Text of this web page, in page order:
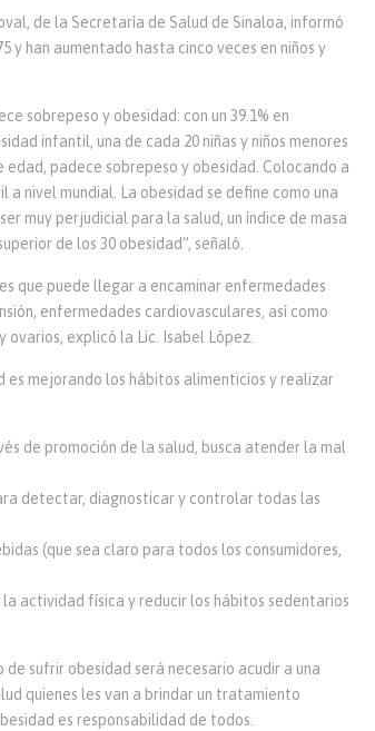
de la Secretaría de Salud de Sinaloa, informó
y han aumentado hasta cinco veces en niños y
sobrepeso y obesidad: con un 39.1% en
infantil, una de cada 20 niñas y niños menores
edad, padece sobrepeso y obesidad. Colocando a
nivel mundial. La obesidad se define como una
muy perjudicial para la salud, un índice de masa
de los 30 obesidad”, señaló.
que puede llegar a encaminar enfermedades
enfermedades cardiovasculares, así como
explicó la Lic. Isabel López.
mejorando los hábitos alimenticios y realizar
de promoción de la salud, busca atender la mal
detectar, diagnosticar y controlar todas las
(que sea claro para todos los consumidores,
actividad física y reducir los hábitos sedentarios
sufrir obesidad será necesario acudir a una
quienes les van a brindar un tratamiento
es responsabilidad de todos.